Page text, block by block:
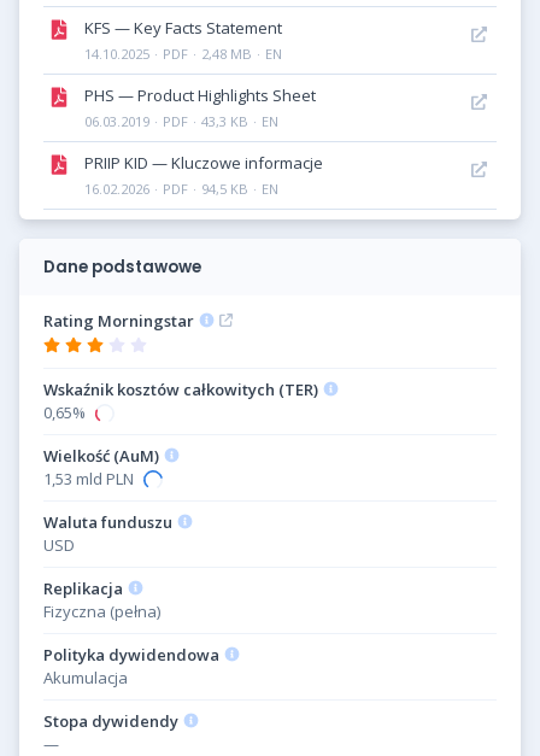
KFS — Key Facts Statement
14.10.2025 · PDF · 2,48 MB · EN
PHS — Product Highlights Sheet
06.03.2019 · PDF · 43,3 KB · EN
PRIIP KID — Kluczowe informacje
16.02.2026 · PDF · 94,5 KB · EN
Dane podstawowe
Rating Morningstar
Wskaźnik kosztów całkowitych (TER)
0,65%
Wielkość (AuM)
1,53 mld PLN
Waluta funduszu
USD
Replikacja
Fizyczna (pełna)
Polityka dywidendowa
Akumulacja
Stopa dywidendy
—